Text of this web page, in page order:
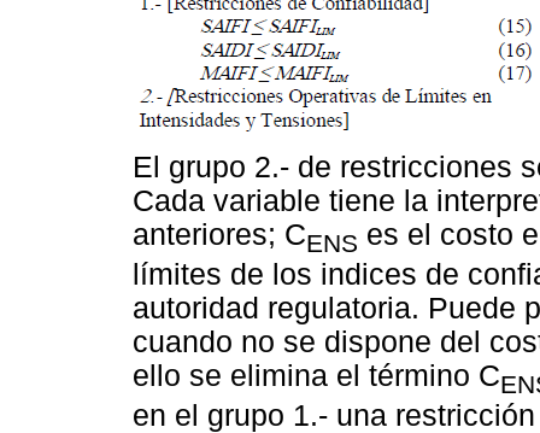
El grupo 2.- de restricciones
Cada variable tiene la
anteriores; CENS es el costo
límites de los indices de
autoridad regulatoria. Puede
cuando no se dispone del
ello se elimina el término C
en el grupo 1.- una